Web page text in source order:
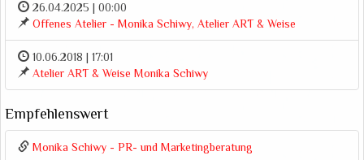
26.04.2025 | 00:00
Offenes Atelier - Monika Schiwy, Atelier ART & Weise
10.06.2018 | 17:01
Atelier ART & Weise Monika Schiwy
Empfehlenswert
Monika Schiwy - PR- und Marketingberatung
Kundenbewertungen und Erfahrungen zu
SEHR GUT